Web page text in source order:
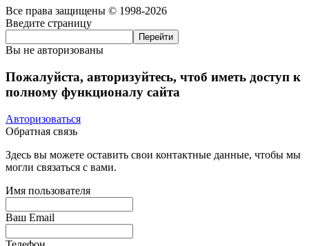
Все права защищены © 1998-2026
Введите страницу
Вы не авторизованы
Пожалуйста, авторизуйтесь, чтоб иметь доступ к
полному функционалу сайта
Авторизоваться
Обратная связь
Здесь вы можете оставить свои контактные данные, чтобы мы
могли связаться с вами.
Имя пользователя
Ваш Email